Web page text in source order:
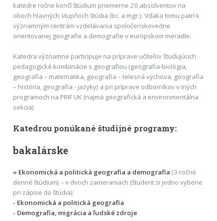
katedre ročne končí štúdium priemerne 20 absolventov na
oboch hlavných stupňoch štúdia (bc. a mgr.). Vďaka tomu patrí k
významným centrám vzdelávania spoločenskovedne
orientovanej geografie a demografie v európskom meradle.
Katedra významne participuje na príprave učiteľov študujúcich
pedagogické kombinácie s geografiou (geografia-biológia,
geografia – matematika, geografia – telesná výchova, geografia
– história, geografia - jazyky) a pri príprave odborníkov v iných
programoch na PRIF UK (najmä geografická a environmentálna
sekcia)
Katedrou ponúkané študijné programy:
bakalárske
» Ekonomická a politická geografia a demografia (3-ročné
denné štúdium) – v dvoch zameraniach (študent si jedno vyberie
pri zápise do štúdia):
- Ekonomická a politická geografia
- Demografia, migrácia a ľudské zdroje